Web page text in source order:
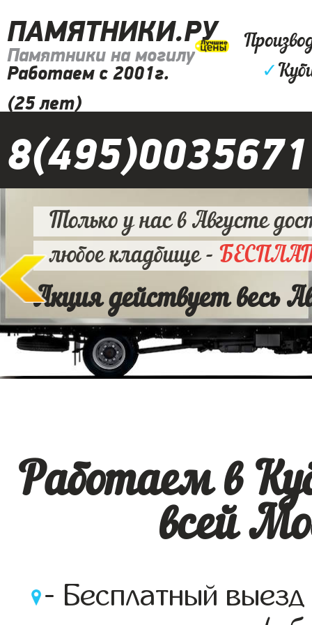
ПАМЯТНИКИ.РУ
Памятники на могилу
Работаем с 2001г.
(25 лет)
✓
8(495)0035671
Только у нас в Августе
любое кладбище -
Акция действует весь
Работаем в
всей
- Бесплатный